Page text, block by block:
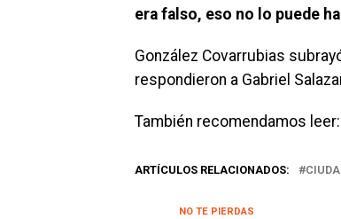
era falso, eso no lo puede
González Covarrubias
respondieron a Gabriel
También recomendamos leer:
ARTÍCULOS RELACIONADOS:
NO TE PIERDAS